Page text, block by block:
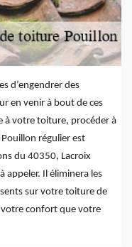
d’engendrer des
en venir à bout de ces
à votre toiture, procéder à
régulier est
du 40350, Lacroix
appeler. Il éliminera les
sur votre toiture de
votre confort que votre